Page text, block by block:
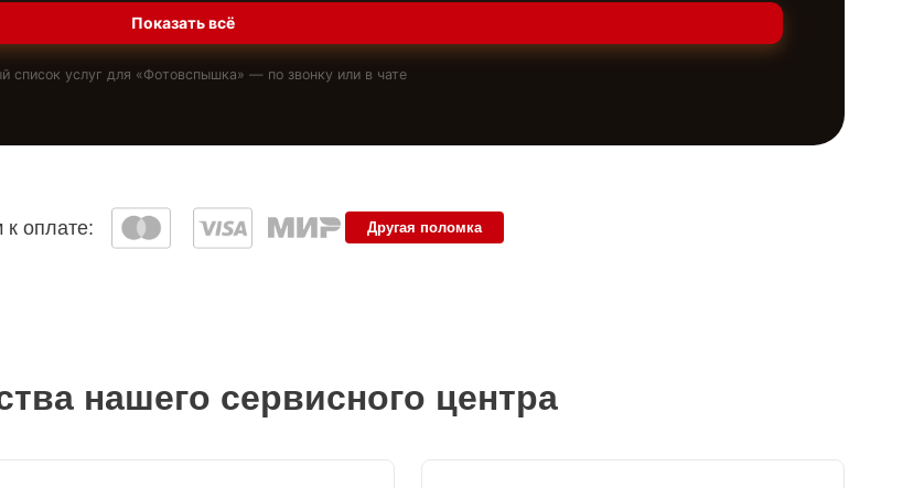
Показать всё
список услуг для «Фотовспышка» — по звонку или в чате
оплате: Другая поломка
нашего сервисного центра